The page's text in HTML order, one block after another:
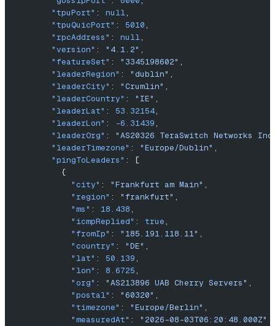
        "tpuPort"
: null,
        "tpuQuicPort"
: 5010,
        "rpcAddress"
: null,
        "version"
: "4.1.2" ,
        "featureSet"
: "3345198602" ,
        "leaderRegion"
: "dublin" ,
        "leaderCity"
: "Crumlin" ,
        "leaderCountry"
: "IE" ,
        "leaderLat"
: 53.32154,
        "leaderLon"
: -6.31439,
        "leaderOrg"
: "AS20326 TeraSwitch Networks
        "leaderTimezone"
: "Europe/Dublin" ,
        "pingToLeaders"
: [
          {
            "city"
: "Frankfurt am Main" ,
            "region"
: "frankfurt" ,
            "ms"
: 18.438,
            "icmpReplied"
: true,
            "fromIp"
: "185.191.118.11" ,
            "country"
: "DE" ,
            "lat"
: 50.139,
            "lon"
: 8.6725,
            "org"
: "AS213896 UAB Cherry Servers" ,
            "postal"
: "60320" ,
            "timezone"
: "Europe/Berlin" ,
            "measuredAt"
: "2026-08-03T06:20:48.000Z"